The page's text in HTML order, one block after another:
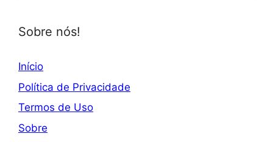
Sobre nós!
Início
Política de Privacidade
Termos de Uso
Sobre